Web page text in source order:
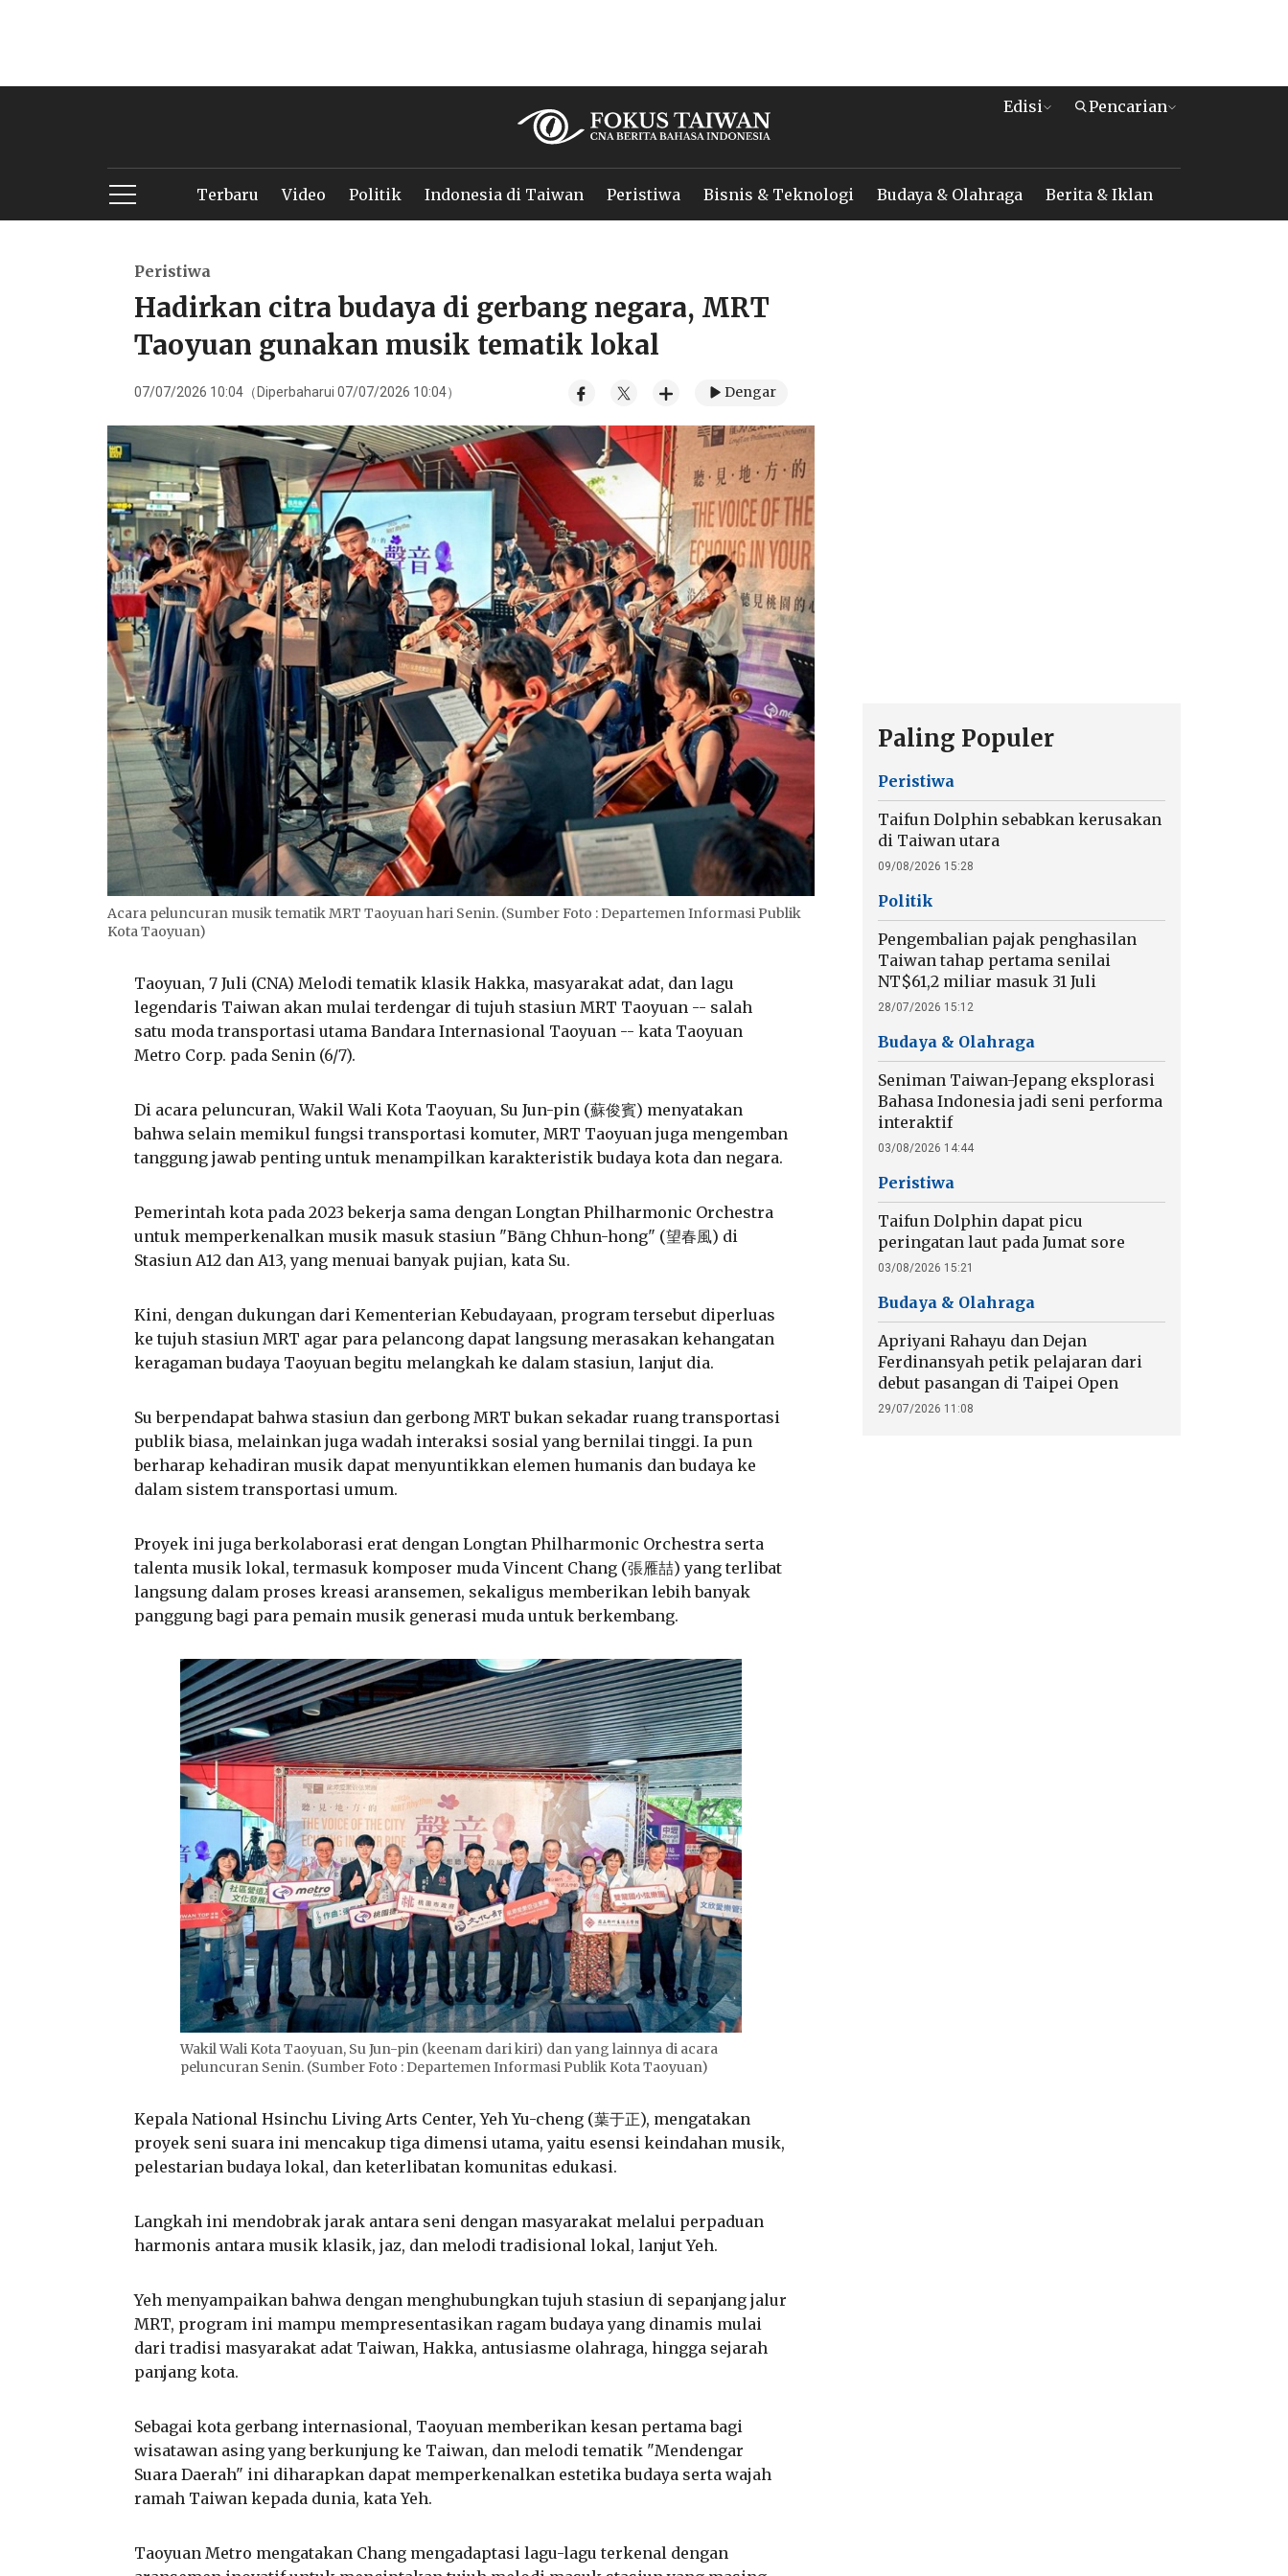
Edisi Pencarian
Terbaru Video Politik Indonesia di Taiwan Peristiwa Bisnis & Teknologi Budaya & Olahraga Berita & Iklan
Peristiwa
Hadirkan citra budaya di gerbang negara, MRT
Taoyuan gunakan musik tematik lokal
07/07/2026 10:04（Diperbaharui 07/07/2026 10:04） Dengar
Acara peluncuran musik tematik MRT Taoyuan hari Senin. (Sumber Foto : Departemen Informasi Publik
Kota Taoyuan)
Taoyuan, 7 Juli (CNA) Melodi tematik klasik Hakka, masyarakat adat, dan lagu
legendaris Taiwan akan mulai terdengar di tujuh stasiun MRT Taoyuan -- salah
satu moda transportasi utama Bandara Internasional Taoyuan -- kata Taoyuan
Metro Corp. pada Senin (6/7).
Di acara peluncuran, Wakil Wali Kota Taoyuan, Su Jun-pin (蘇俊賓) menyatakan
bahwa selain memikul fungsi transportasi komuter, MRT Taoyuan juga mengemban
tanggung jawab penting untuk menampilkan karakteristik budaya kota dan negara.
Pemerintah kota pada 2023 bekerja sama dengan Longtan Philharmonic Orchestra
untuk memperkenalkan musik masuk stasiun "Bāng Chhun-hong" (望春風) di
Stasiun A12 dan A13, yang menuai banyak pujian, kata Su.
Kini, dengan dukungan dari Kementerian Kebudayaan, program tersebut diperluas
ke tujuh stasiun MRT agar para pelancong dapat langsung merasakan kehangatan
keragaman budaya Taoyuan begitu melangkah ke dalam stasiun, lanjut dia.
Su berpendapat bahwa stasiun dan gerbong MRT bukan sekadar ruang transportasi
publik biasa, melainkan juga wadah interaksi sosial yang bernilai tinggi. Ia pun
berharap kehadiran musik dapat menyuntikkan elemen humanis dan budaya ke
dalam sistem transportasi umum.
Proyek ini juga berkolaborasi erat dengan Longtan Philharmonic Orchestra serta
talenta musik lokal, termasuk komposer muda Vincent Chang (張雁喆) yang terlibat
langsung dalam proses kreasi aransemen, sekaligus memberikan lebih banyak
panggung bagi para pemain musik generasi muda untuk berkembang.
Wakil Wali Kota Taoyuan, Su Jun-pin (keenam dari kiri) dan yang lainnya di acara
peluncuran Senin. (Sumber Foto : Departemen Informasi Publik Kota Taoyuan)
Kepala National Hsinchu Living Arts Center, Yeh Yu-cheng (葉于正), mengatakan
proyek seni suara ini mencakup tiga dimensi utama, yaitu esensi keindahan musik,
pelestarian budaya lokal, dan keterlibatan komunitas edukasi.
Langkah ini mendobrak jarak antara seni dengan masyarakat melalui perpaduan
harmonis antara musik klasik, jaz, dan melodi tradisional lokal, lanjut Yeh.
Yeh menyampaikan bahwa dengan menghubungkan tujuh stasiun di sepanjang jalur
MRT, program ini mampu mempresentasikan ragam budaya yang dinamis mulai
dari tradisi masyarakat adat Taiwan, Hakka, antusiasme olahraga, hingga sejarah
panjang kota.
Sebagai kota gerbang internasional, Taoyuan memberikan kesan pertama bagi
wisatawan asing yang berkunjung ke Taiwan, dan melodi tematik "Mendengar
Suara Daerah" ini diharapkan dapat memperkenalkan estetika budaya serta wajah
ramah Taiwan kepada dunia, kata Yeh.
Taoyuan Metro mengatakan Chang mengadaptasi lagu-lagu terkenal dengan
Paling Populer
Peristiwa
Taifun Dolphin sebabkan kerusakan
di Taiwan utara
09/08/2026 15:28
Politik
Pengembalian pajak penghasilan
Taiwan tahap pertama senilai
NT$61,2 miliar masuk 31 Juli
28/07/2026 15:12
Budaya & Olahraga
Seniman Taiwan-Jepang eksplorasi
Bahasa Indonesia jadi seni performa
interaktif
03/08/2026 14:44
Peristiwa
Taifun Dolphin dapat picu
peringatan laut pada Jumat sore
03/08/2026 15:21
Budaya & Olahraga
Apriyani Rahayu dan Dejan
Ferdinansyah petik pelajaran dari
debut pasangan di Taipei Open
29/07/2026 11:08